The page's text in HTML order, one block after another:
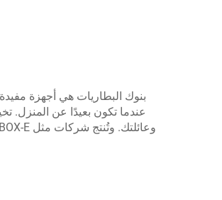
بنوك البطاريات هي أجهزة
عندما تكون بعيدًا عن المنزل.